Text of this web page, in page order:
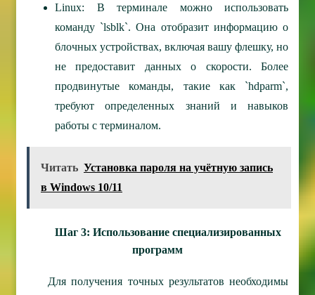
Linux: В терминале можно использовать
команду `lsblk`. Она отобразит информацию о
блочных устройствах, включая вашу флешку, но
не предоставит данных о скорости. Более
продвинутые команды, такие как `hdparm`,
требуют определенных знаний и навыков
работы с терминалом.
Читать Установка пароля на учётную запись
в Windows 10/11
Шаг 3: Использование специализированных
программ
Для получения точных результатов необходимы